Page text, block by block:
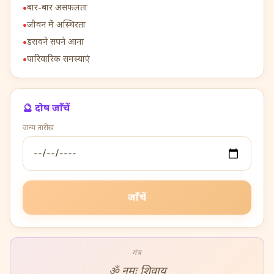
•बार-बार असफलता
•जीवन में अस्थिरता
•डरावने सपने आना
•पारिवारिक समस्याएं
🔮 दोष जाँचें
जन्म तारीख
जाँचें
मंत्र
ॐ नमः शिवाय